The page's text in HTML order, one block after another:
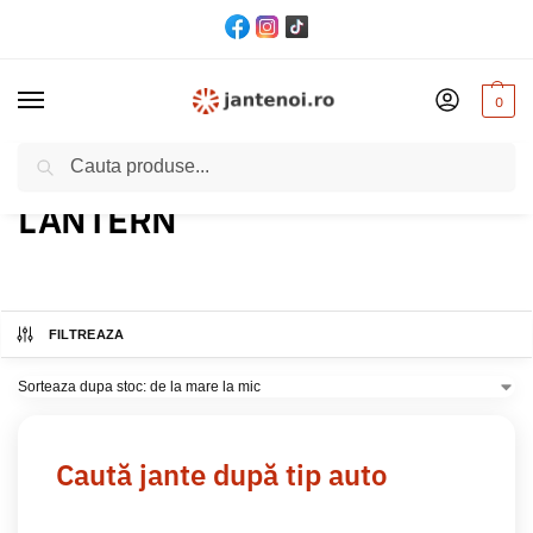
0
Acasă Produs Model / LANTERN
LANTERN
FILTREAZA
Caută jante după tip auto